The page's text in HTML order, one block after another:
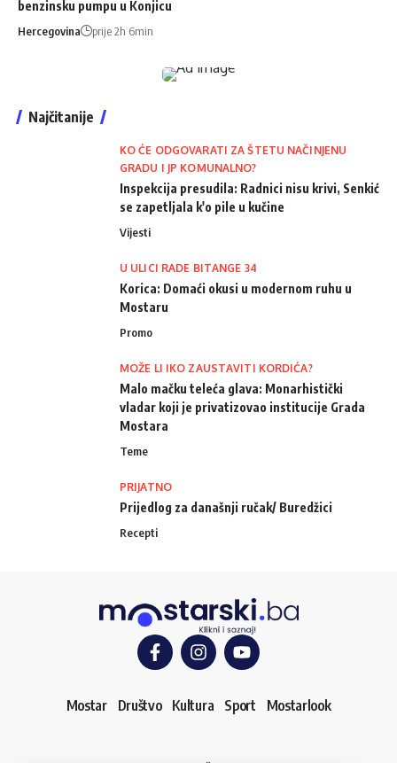
benzinsku pumpu u Konjicu
Hercegovina prije 2h 6min
Najčitanije
KO ĆE ODGOVARATI ZA ŠTETU NAČINJENU
GRADU I JP KOMUNALNO?
Inspekcija presudila: Radnici nisu krivi, Senkić
se zapetljala k'o pile u kučine
Vijesti
U ULICI RADE BITANGE 34
Korica: Domaći okusi u modernom ruhu u
Mostaru
Promo
MOŽE LI IKO ZAUSTAVITI KORDIĆA?
Malo mačku teleća glava: Monarhistički
vladar koji je privatizovao institucije Grada
Mostara
Teme
PRIJATNO
Prijedlog za današnji ručak/ Buredžici
Recepti
Mostar Društvo Kultura Sport Mostarlook